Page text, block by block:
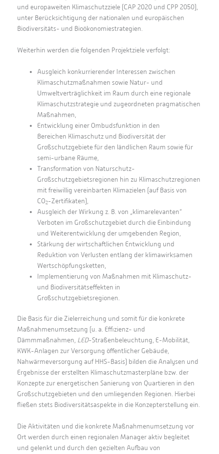
und europaweiten Klimaschutzziele (CAP 2020 und CPP 2050),
unter Berücksichtigung der nationalen und europäischen
Biodiversitäts- und Bioökonomiestrategien.
Weiterhin werden die folgenden Projektziele verfolgt:
Ausgleich konkurrierender Interessen zwischen
Klimaschutzmaßnahmen sowie Natur- und
Umweltverträglichkeit im Raum durch eine regionale
Klimaschutzstrategie und zugeordneten pragmatischen
Maßnahmen,
Entwicklung einer Ombudsfunktion in den
Bereichen Klimaschutz und Biodiversität der
Großschutzgebiete für den ländlichen Raum sowie für
semi-urbane Räume,
Transformation von Naturschutz-
Großschutzgebietsregionen hin zu Klimaschutzregionen
mit freiwillig vereinbarten Klimazielen (auf Basis von
CO2-Zertifikaten),
Ausgleich der Wirkung z. B. von „klimarelevanten“
Verboten im Großschutzgebiet durch die Einbindung
und Weiterentwicklung der umgebenden Region,
Stärkung der wirtschaftlichen Entwicklung und
Reduktion von Verlusten entlang der klimawirksamen
Wertschöpfungsketten,
Implementierung von Maßnahmen mit Klimaschutz-
und Biodiversitätseffekten in
Großschutzgebietsregionen.
Die Basis für die Zielerreichung und somit für die konkrete
Maßnahmenumsetzung (u. a. Effizienz- und
Dämmmaßnahmen, LED-Straßenbeleuchtung, E-Mobilität,
KWK-Anlagen zur Versorgung öffentlicher Gebäude,
Nahwärmeversorgung auf HHS-Basis) bilden die Analysen und
Ergebnisse der erstellten Klimaschutzmasterpläne bzw. der
Konzepte zur energetischen Sanierung von Quartieren in den
Großschutzgebieten und den umliegenden Regionen. Hierbei
fließen stets Biodiversitätsaspekte in die Konzepterstellung ein.
Die Aktivitäten und die konkrete Maßnahmenumsetzung vor
Ort werden durch einen regionalen Manager aktiv begleitet
und gelenkt und durch den gezielten Aufbau von